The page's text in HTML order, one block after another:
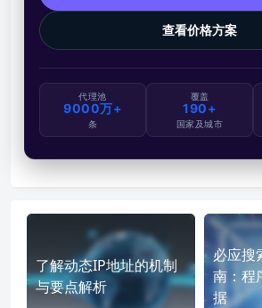
查看价格方案
代理池
9000万+
条
覆盖
190+
国家及城市
了解动态IP地址的机制
与要点解析
必应搜
南：程
据